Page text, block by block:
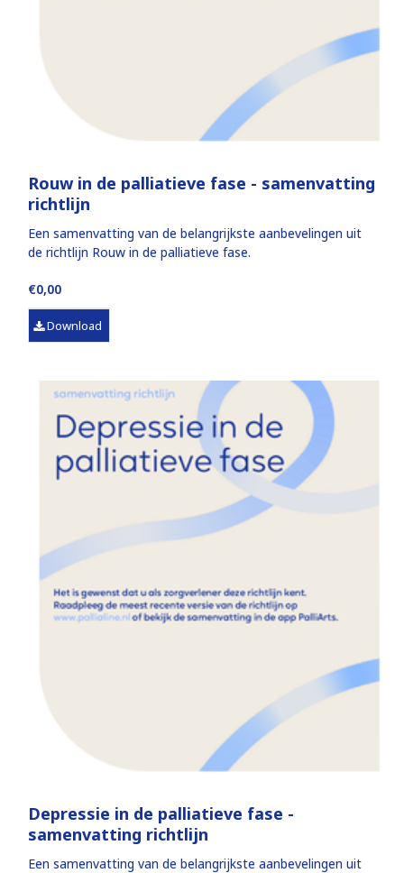
Rouw in de palliatieve fase - samenvatting
richtlijn
Een samenvatting van de belangrijkste aanbevelingen uit
de richtlijn Rouw in de palliatieve fase.
€0,00
Download
Depressie in de palliatieve fase -
samenvatting richtlijn
Een samenvatting van de belangrijkste aanbevelingen uit